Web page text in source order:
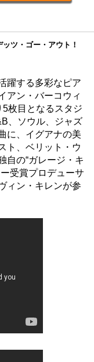
ツ・ゴー・アウト！
躍する多彩なピア
アン・バーコウィ
枚目となるスタジ
、ソウル、ジャズ
に、イグアナの美
ト、ベリット・ウ
自の“ガレージ・キ
受賞プロデューサ
ィン・キレンが参